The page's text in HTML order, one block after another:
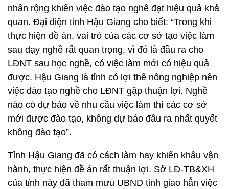
nhân rộng khiến việc đào tạo nghề đạt hiệu quả khả
quan. Đại diện tỉnh Hậu Giang cho biết: “Trong khi
thực hiện đề án, vai trò của các cơ sở tạo việc làm
sau dạy nghề rất quan trọng, vì đó là đầu ra cho
LĐNT sau học nghề, có việc làm mới có hiệu quả
được. Hậu Giang là tỉnh có lợi thế nông nghiệp nên
việc đào tạo nghề cho LĐNT gặp thuận lợi. Nghề
nào có dự báo về nhu cầu việc làm thì các cơ sở
mới được đào tạo, không dự báo đầu ra nhất quyết
không đào tạo”.
Tỉnh Hậu Giang đã có cách làm hay khiến khâu vận
hành, thực hiện đề án rất thuận lợi. Sở LĐ-TB&XH
của tỉnh này đã tham mưu UBND tỉnh giao hẳn việc